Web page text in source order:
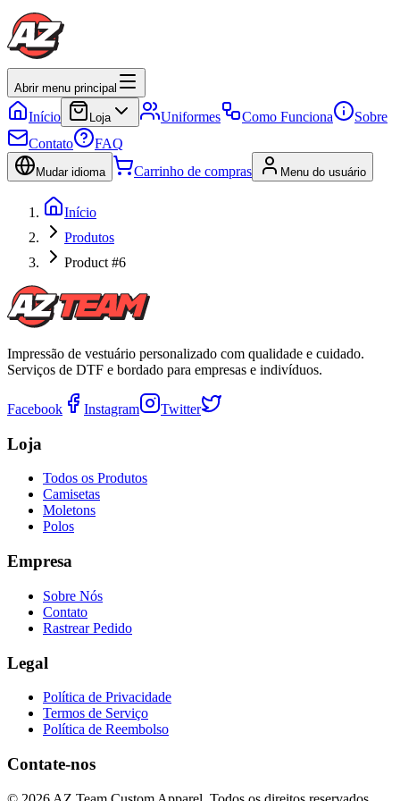
Abrir menu principal
Início Loja Uniformes Como Funciona
Sobre
Contato
FAQ
Mudar idioma Carrinho de compras Menu do usuário
Início
Produtos
Product #6
Impressão de vestuário personalizado com qualidade e cuidado.
Serviços de DTF e bordado para empresas e indivíduos.
Facebook Instagram Twitter
Loja
Todos os Produtos
Camisetas
Moletons
Polos
Empresa
Sobre Nós
Contato
Rastrear Pedido
Legal
Política de Privacidade
Termos de Serviço
Política de Reembolso
Contate-nos